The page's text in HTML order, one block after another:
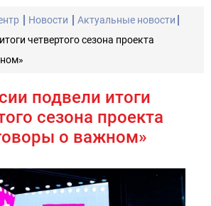
Новости
Актуальные новости
четвертого сезона проекта
подвели итоги
сезона проекта
о важном»